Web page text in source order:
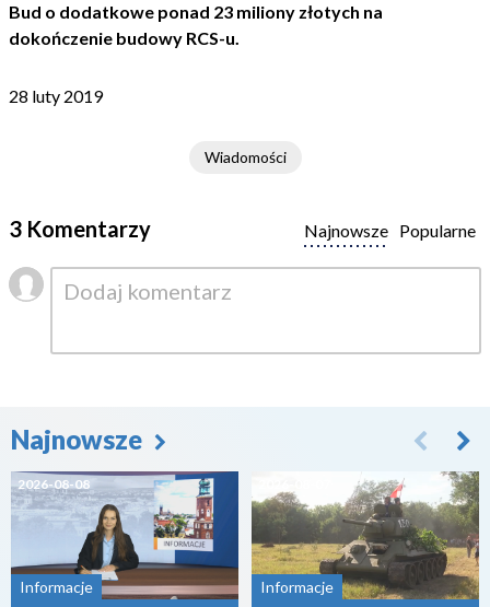
Bud o dodatkowe ponad 23 miliony złotych na
dokończenie budowy RCS-u.
28 luty 2019
Wiadomości
3 Komentarzy Popularne
Najnowsze
Najnowsze
2026-08-08
Informacje Informacje